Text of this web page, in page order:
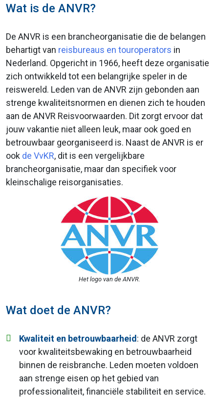
Wat is de ANVR?
De ANVR is een brancheorganisatie die de belangen
behartigt van reisbureaus en touroperators in
Nederland. Opgericht in 1966, heeft deze organisatie
zich ontwikkeld tot een belangrijke speler in de
reiswereld. Leden van de ANVR zijn gebonden aan
strenge kwaliteitsnormen en dienen zich te houden
aan de ANVR Reisvoorwaarden. Dit zorgt ervoor dat
jouw vakantie niet alleen leuk, maar ook goed en
betrouwbaar georganiseerd is. Naast de ANVR is er
ook de VvKR, dit is een vergelijkbare
brancheorganisatie, maar dan specifiek voor
kleinschalige reisorganisaties.
Het logo van de ANVR.
Wat doet de ANVR?
Kwaliteit en betrouwbaarheid : de ANVR zorgt
voor kwaliteitsbewaking en betrouwbaarheid
binnen de reisbranche. Leden moeten voldoen
aan strenge eisen op het gebied van
professionaliteit, financiële stabiliteit en service.